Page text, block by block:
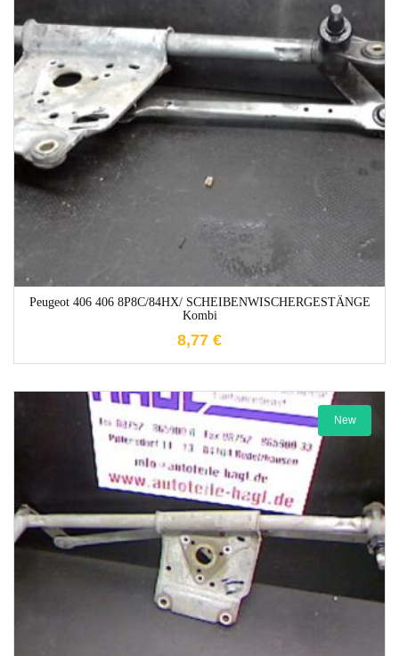
Peugeot 406 406 8P8C/84HX/ SCHEIBENWISCHERGESTÄNGE
Kombi
8,77 €
1-3 Werktage
New
1-3 Werktage